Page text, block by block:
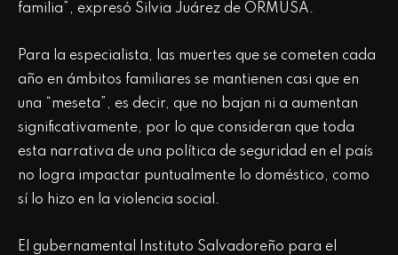
familia”, expresó Silvia Juárez de ORMUSA.
Para la especialista, las muertes que se cometen cada
año en ámbitos familiares se mantienen casi que en
una “meseta”, es decir, que no bajan ni a aumentan
significativamente, por lo que consideran que toda
esta narrativa de una política de seguridad en el país
no logra impactar puntualmente lo doméstico, como
sí lo hizo en la violencia social.
El gubernamental Instituto Salvadoreño para el